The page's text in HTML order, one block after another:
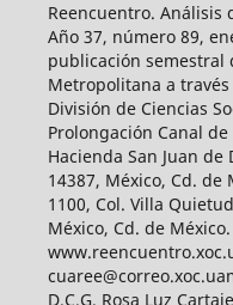
Reencuentro. Análisis
Año 37, número 89,
publicación semestral
Metropolitana a
División de Ciencias
Prolongación Canal
Hacienda San Juan de
14387, México, Cd. de
1100, Col. Villa
México, Cd. de
D.C.G. Rosa Luz